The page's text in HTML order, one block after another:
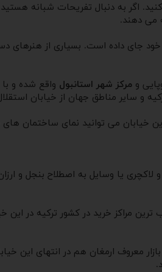
اگر به دنبال تفریحات شبانه
جای داده است. بسیاری از هنرهای
و مرکز شهر استانبول
و سایر مناطق جهان از خیابان
خیابان می توانید نمای ساختمان
یا وسایل به اصطلاح بنجل و
ارمغان هم در انتهای این